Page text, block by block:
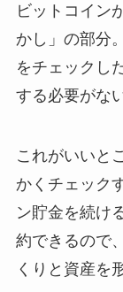
ビットコイン
かし」の部分
をチェックし
する必要がな
これがいいと
かくチェック
ン貯金を続け
約できるので
くりと資産を